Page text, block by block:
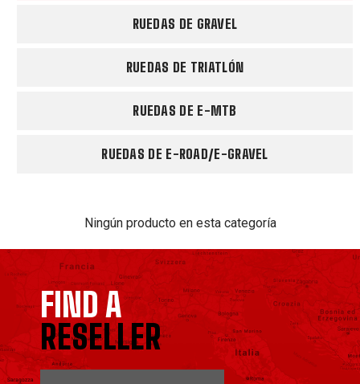
RUEDAS DE GRAVEL
RUEDAS DE TRIATLÓN
RUEDAS DE E-MTB
RUEDAS DE E-ROAD/E-GRAVEL
Ningún producto en esta categoría
FIND A
RESELLER